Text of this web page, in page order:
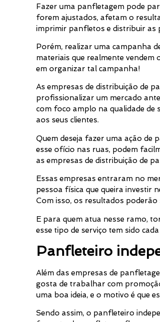
Fazer uma panfletagem pode
forem ajustados, afetam o
imprimir panfletos e distribuir as
Porém, realizar uma campanha
materiais que realmente vendem
em organizar tal campanha!
As empresas de distribuição de
profissionalizar um mercado
com foco amplo na qualidade de
aos seus clientes.
Quem deseja fazer uma ação de
esse ofício nas ruas, podem
as empresas de distribuição de
Essas empresas entraram no
pessoa física que queira investir
Com isso, os resultados
E para quem atua nesse ramo,
esse tipo de serviço tem sido
Panfleteiro
Além das empresas de
gosta de trabalhar com
uma boa ideia, e o motivo é que
Sendo assim, o panfleteiro